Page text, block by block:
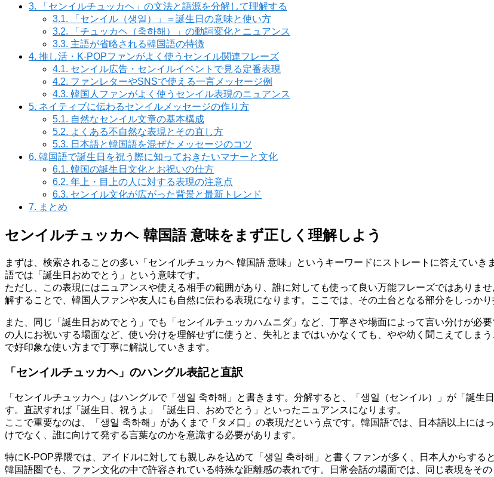
3. 「センイルチュッカヘ」の文法と語源を分解して理解する
3.1. 「センイル（생일）」＝誕生日の意味と使い方
3.2. 「チュッカヘ（축하해）」の動詞変化とニュアンス
3.3. 主語が省略される韓国語の特徴
4. 推し活・K-POPファンがよく使うセンイル関連フレーズ
4.1. センイル広告・センイルイベントで見る定番表現
4.2. ファンレターやSNSで使える一言メッセージ例
4.3. 韓国人ファンがよく使うセンイル表現のニュアンス
5. ネイティブに伝わるセンイルメッセージの作り方
5.1. 自然なセンイル文章の基本構成
5.2. よくある不自然な表現とその直し方
5.3. 日本語と韓国語を混ぜたメッセージのコツ
6. 韓国語で誕生日を祝う際に知っておきたいマナーと文化
6.1. 韓国の誕生日文化とお祝いの仕方
6.2. 年上・目上の人に対する表現の注意点
6.3. センイル文化が広がった背景と最新トレンド
7. まとめ
センイルチュッカヘ 韓国語 意味をまず正しく理解しよう
まずは、検索されることの多い「センイルチュッカヘ 韓国語 意味」というキーワードにストレートに答えてい
語では「誕生日おめでとう」という意味です。
ただし、この表現にはニュアンスや使える相手の範囲があり、誰に対しても使って良い万能フレーズではありま
解することで、韓国人ファンや友人にも自然に伝わる表現になります。ここでは、その土台となる部分をしっかり
また、同じ「誕生日おめでとう」でも「センイルチュッカハムニダ」など、丁寧さや場面によって言い分けが必
の人にお祝いする場面など、使い分けを理解せずに使うと、失礼とまではいかなくても、やや幼く聞こえてしま
で好印象な使い方まで丁寧に解説していきます。
「センイルチュッカヘ」のハングル表記と直訳
「センイルチュッカヘ」はハングルで「생일 축하해」と書きます。分解すると、「생일（センイル）」が「誕
す。直訳すれば「誕生日、祝うよ」「誕生日、おめでとう」といったニュアンスになります。
ここで重要なのは、「생일 축하해」があくまで「タメ口」の表現だという点です。韓国語では、日本語以上に
けでなく、誰に向けて発する言葉なのかを意識する必要があります。
特にK-POP界隈では、アイドルに対しても親しみを込めて「생일 축하해」と書くファンが多く、日本人からす
韓国語圏でも、ファン文化の中で許容されている特殊な距離感の表れです。日常会話の場面では、同じ表現をそ